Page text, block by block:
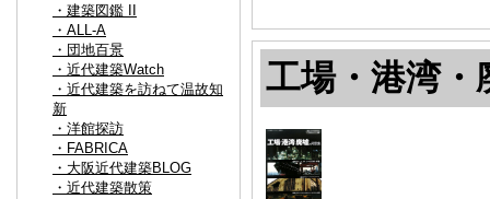
・建築図鑑 II
・ALL-A
・団地百景
・近代建築Watch
・近代建築を訪ねて温故知
新
・洋館探訪
・FABRICA
・大阪近代建築BLOG
・近代建築散策
工場・港湾・